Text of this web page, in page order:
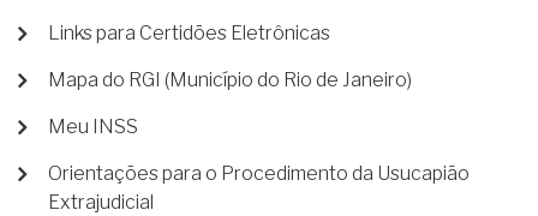
Links para Certidões Eletrônicas
Mapa do RGI (Município do Rio de Janeiro)
Meu INSS
Orientações para o Procedimento da Usucapião
Extrajudicial